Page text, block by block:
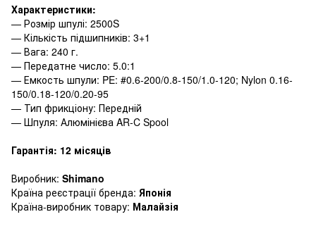
Характеристики:
— Розмір шпулі: 2500S
— Кількість підшипників: 3+1
— Вага: 240 г.
— Передатне число: 5.0:1
— Емкость шпули: PE: #0.6-200/0.8-150/1.0-120; Nylon 0.16-
150/0.18-120/0.20-95
— Тип фрикціону: Передній
— Шпуля: Алюмінієва AR-C Spool
Гарантія: 12 місяців
Виробник: Shimano
Країна реєстрації бренда: Японія
Країна-виробник товару: Малайзія